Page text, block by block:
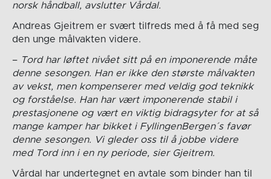
norsk håndball, avslutter Vårdal.
Andreas Gjeitrem er svært tilfreds med å få med seg
den unge målvakten videre.
– Tord har løftet nivået sitt på en imponerende måte
denne sesongen. Han er ikke den største målvakten
av vekst, men kompenserer med veldig god teknikk
og forståelse. Han har vært imponerende stabil i
prestasjonene og vært en viktig bidragsyter for at så
mange kamper har bikket i FyllingenBergen´s favør
denne sesongen. Vi gleder oss til å jobbe videre
med Tord inn i en ny periode, sier Gjeitrem.
Vårdal har undertegnet en avtale som binder han til